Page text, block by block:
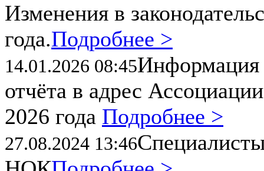
Изменения в
года.Подробнее >
14.01.2026 08:45Информация
отчёта в адрес
2026 года Подробнее >
27.08.2024 13:46